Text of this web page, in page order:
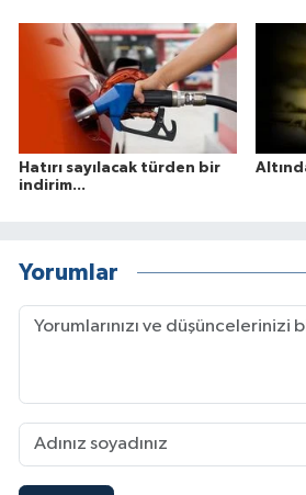
Hatırı sayılacak türden bir
indirim...
Yorumlar